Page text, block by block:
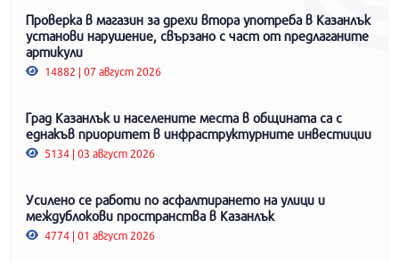
Проверка в магазин за дрехи втора употреба в Казанлък
установи нарушение, свързано с част от предлаганите
артикули
14882 | 07 август 2026
Град Казанлък и населените места в общината са с
еднакъв приоритет в инфраструктурните инвестиции
5134 | 03 август 2026
Усилено се работи по асфалтирането на улици и
междублокови пространства в Казанлък
4774 | 01 август 2026